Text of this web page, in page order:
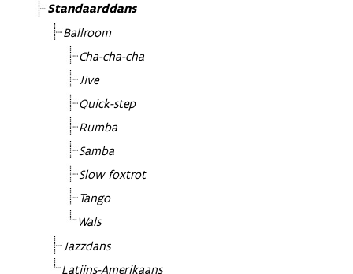
Standaarddans
Ballroom
Cha-cha-cha
Jive
Quick-step
Rumba
Samba
Slow foxtrot
Tango
Wals
Jazzdans
Latijns-Amerikaans